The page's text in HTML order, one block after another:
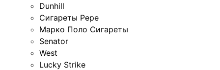
Dunhill
Сигареты Pepe
Марко Поло Сигареты
Senator
West
Lucky Strike